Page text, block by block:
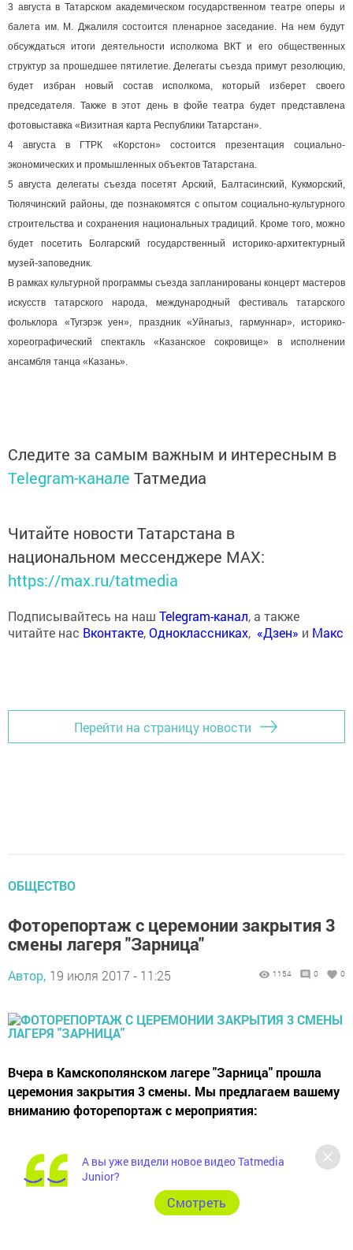
3 августа в Татарском академическом государственном театре оперы и
балета им. М. Джалиля состоится пленарное заседание. На нем будут
обсуждаться итоги деятельности исполкома ВКТ и его общественных
структур за прошедшее пятилетие. Делегаты съезда примут резолюцию,
будет избран новый состав исполкома, который изберет своего
председателя. Также в этот день в фойе театра будет представлена
фотовыставка «Визитная карта Республики Татарстан».
4 августа в ГТРК «Корстон» состоится презентация социально-
экономических и промышленных объектов Татарстана.
5 августа делегаты съезда посетят Арский, Балтасинский, Кукморский,
Тюлячинский районы, где познакомятся с опытом социально-культурного
строительства и сохранения национальных традиций. Кроме того, можно
будет посетить Болгарский государственный историко-архитектурный
музей-заповедник.
В рамках культурной программы съезда запланированы концерт мастеров
искусств татарского народа, международный фестиваль татарского
фольклора «Тугэрэк уен», праздник «Уйнагыз, гармуннар», историко-
хореографический спектакль «Казанское сокровище» в исполнении
ансамбля танца «Казань».
Следите за самым важным и интересным в
Telegram-канале Татмедиа
Читайте новости Татарстана в
национальном мессенджере MАХ:
https://max.ru/tatmedia
Подписывайтесь на наш Telegram-канал, а также
читайте нас Вконтакте,Одноклассниках, «Дзен» и Макс
Перейти на страницу новости
ОБЩЕСТВО
Фоторепортаж с церемонии закрытия 3
смены лагеря "Зарница"
Автор, 19 июля 2017 - 11:25 1154 0 0
Вчера в Камскополянском лагере "Зарница" прошла
церемония закрытия 3 смены. Мы предлагаем вашему
вниманию фоторепортаж с мероприятия:
А вы уже видели новое видео Tatmedia
Junior?
Cмотреть